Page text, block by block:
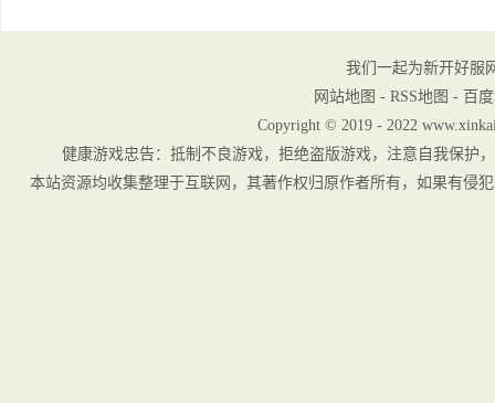
我们一起为新开好服
网站地图 - RSS地图 - 百
Copyright © 2019 - 2022
健康游戏忠告：抵制不良游戏，拒绝盗版游戏，注意自我保护
本站资源均收集整理于互联网，其著作权归原作者所有，如果有侵